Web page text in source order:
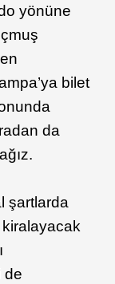
yönüne
bilet
da
şartlarda
kiralayacak
de